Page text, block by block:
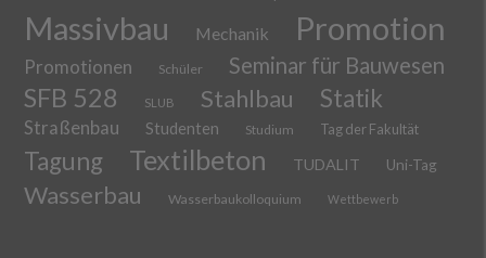
Massivbau Mechanik Promotion
Promotionen Schüler Seminar für Bauwesen
SFB 528 SLUB Stahlbau Statik
Straßenbau Studenten Studium Tag der Fakultät
Tagung Textilbeton TUDALIT Uni-Tag
Wasserbau Wasserbaukolloquium Wettbewerb